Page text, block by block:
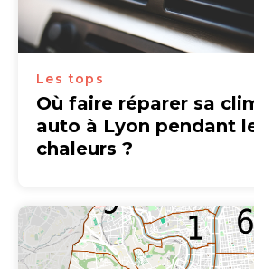
Les tops
Où faire réparer sa
auto à Lyon pendant
chaleurs ?